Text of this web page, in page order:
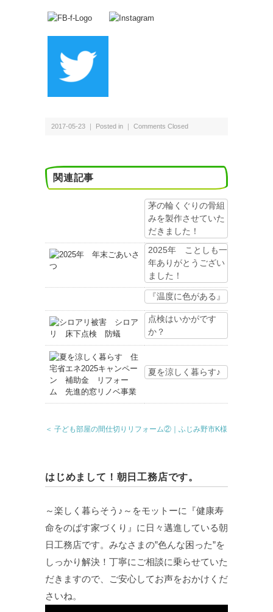
2017-05-23 ｜ Posted in ｜ Comments Closed
関連記事
茅の輪くぐりの骨組
みを製作させていた
だきました！
2025年 ことしも一
年ありがとうござい
ました！
『温度に色がある』
点検はいかがです
か？
夏を涼しく暮らす♪
＜ 子ども部屋の間仕切りリフォーム②｜ふじみ野市K様
はじめまして！朝日工務店です。
～楽しく暮らそう♪～をモットーに『健康寿
命をのばす家づくり』に日々邁進している朝
日工務店です。みなさまの”色んな困った”を
しっかり解決！丁寧にご相談に乗らせていた
だきますので、ご安心してお声をおかけくだ
さいね。